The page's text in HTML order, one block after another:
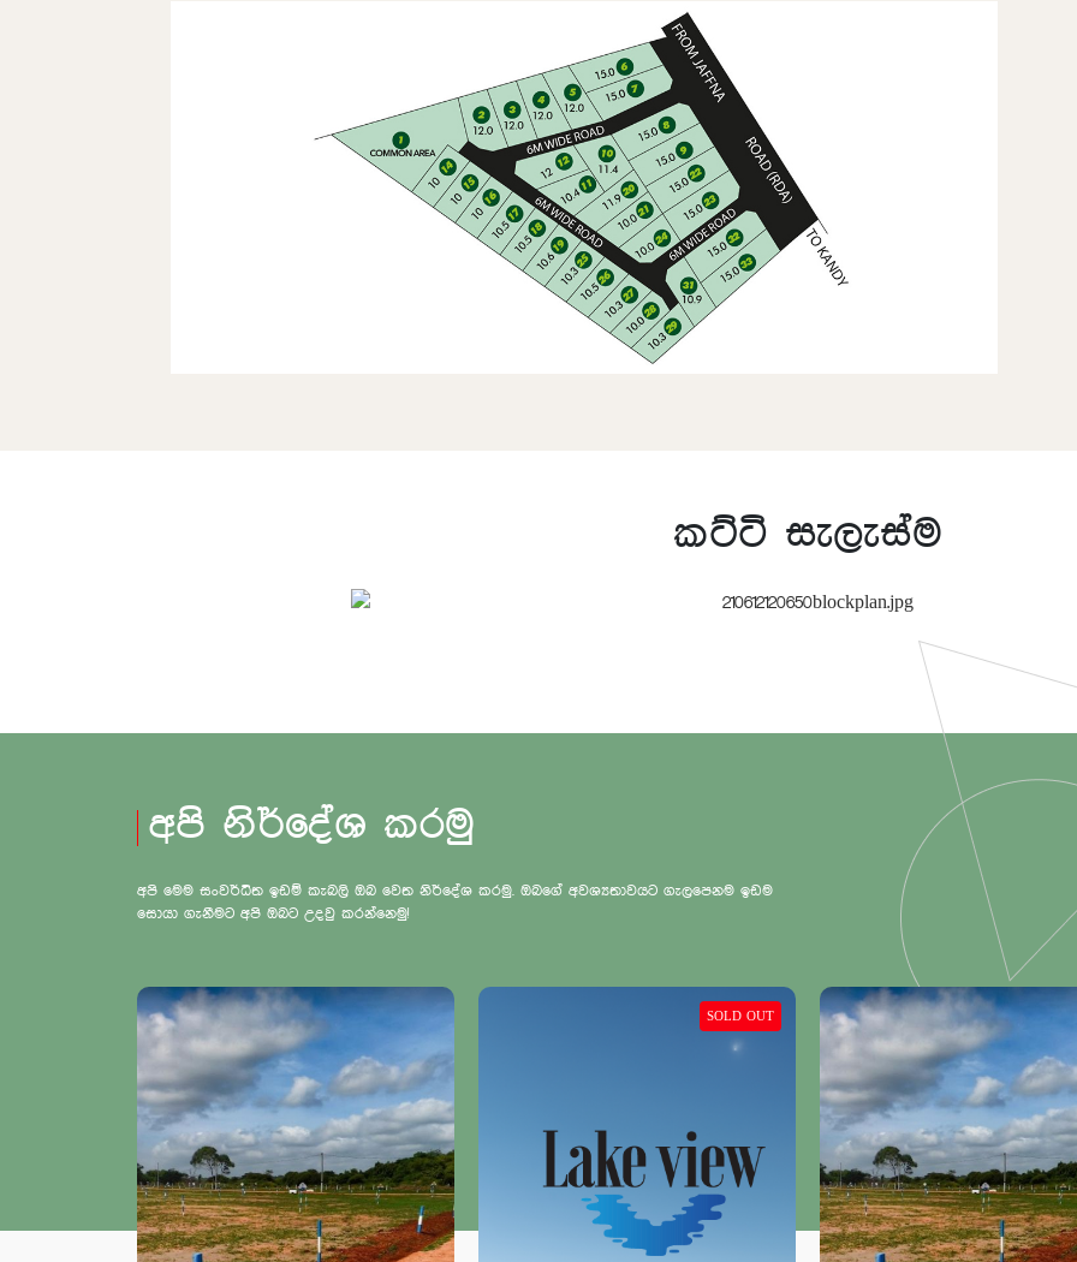
කට්ටි සැලැස්ම
අපි නිර්දේශ කරමු
අපි මෙම සංවර්ධිත ඉඩම් කැබලි ඔබ වෙත නිර්දේශ කරමු. ඔබගේ අවශ්‍යතාවයට ගැලපෙනම ඉඩම
සොයා ගැනීමට අපි ඔබට උදවු කරන්නෙමු!